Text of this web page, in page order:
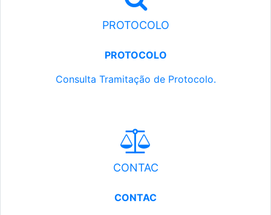
PROTOCOLO
PROTOCOLO
Consulta Tramitação de Protocolo.
CONTAC
CONTAC